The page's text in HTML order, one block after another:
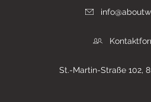
St.-Martin-Straße 102,